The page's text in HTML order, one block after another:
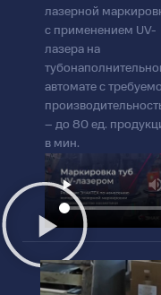
лазерной
с применением UV-
лазера на
автомате с
– до 80 ед.
в мин.